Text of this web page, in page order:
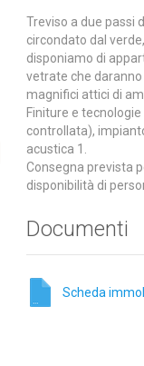
Treviso a due passi
circondato dal
disponiamo di
vetrate che
magnifici attici di
Finiture e
controllata),
acustica 1.
Consegna prevista
disponibilità di
Documenti
Scheda